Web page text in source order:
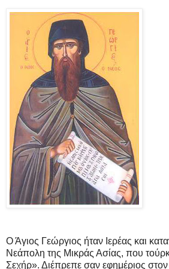
Ο Άγιος Γεώργιος ήταν Ιερέας και
Νεάπολη της Μικράς Ασίας, που
Σεχήρ». Διέπρεπε σαν εφημέριος